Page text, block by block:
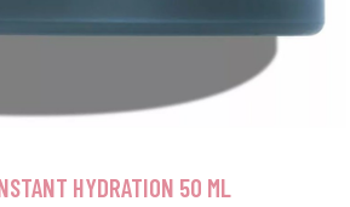
HYDRATION 50 ML